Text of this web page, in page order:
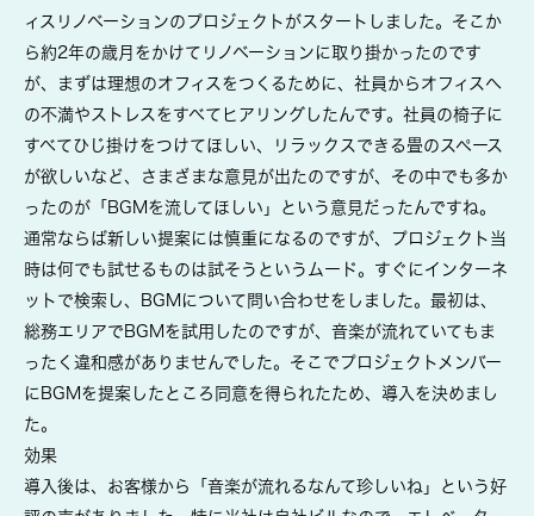
ィスリノベーションのプロジェクトがスタートしました。そこか
ら約2年の歳月をかけてリノベーションに取り掛かったのです
が、まずは理想のオフィスをつくるために、社員からオフィスへ
の不満やストレスをすべてヒアリングしたんです。社員の椅子に
すべてひじ掛けをつけてほしい、リラックスできる畳のスペース
が欲しいなど、さまざまな意見が出たのですが、その中でも多か
ったのが「BGMを流してほしい」という意見だったんですね。
通常ならば新しい提案には慎重になるのですが、プロジェクト当
時は何でも試せるものは試そうというムード。すぐにインターネ
ットで検索し、BGMについて問い合わせをしました。最初は、
総務エリアでBGMを試用したのですが、音楽が流れていてもま
ったく違和感がありませんでした。そこでプロジェクトメンバー
にBGMを提案したところ同意を得られたため、導入を決めまし
た。
効果
導入後は、お客様から「音楽が流れるなんて珍しいね」という好